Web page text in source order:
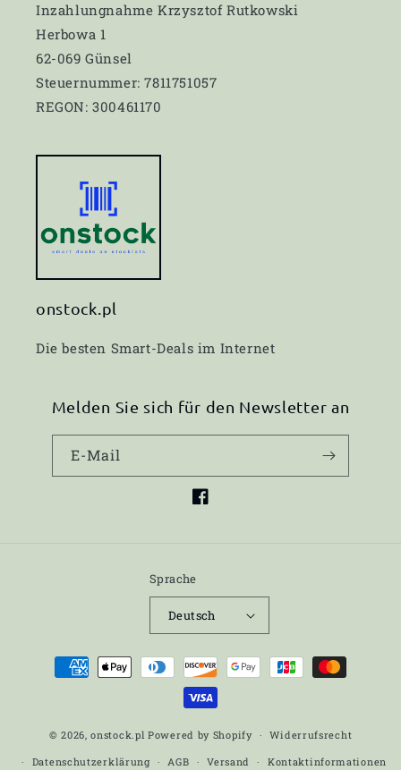
Inzahlungnahme Krzysztof Rutkowski
Herbowa 1
62-069 Günsel
Steuernummer: 7811751057
REGON: 300461170
onstock.pl
Die besten Smart-Deals im Internet
Melden Sie sich für den Newsletter an
E-Mail
Facebook
Sprache
Deutsch
Zahlungsmethoden
© 2026,onstock.pl Powered by Shopify
Widerrufsrecht
Datenschutzerklärung
AGB Versand Kontaktinformationen